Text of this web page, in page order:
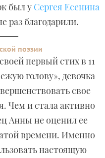
был у Сергея Есенина
раз благодарили.
поэзии
первый стих в 11
голову», девочка
свое
Чем и стала активно
Анны не оценил ее
времени. Именно
настоящую